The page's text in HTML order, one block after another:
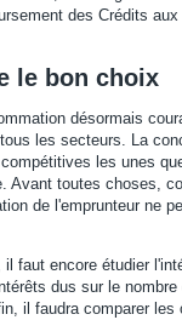
des Crédits
le bon choix
désormais
les secteurs. La
les unes
Avant toutes choses,
de l'emprunteur ne
faut encore étudier
dus sur le
il faudra comparer